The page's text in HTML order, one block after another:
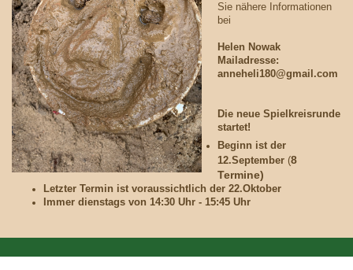
Sie nähere Informationen
bei
Helen Nowak
Mailadresse:
anneheli180@gmail.com
Die neue Spielkreisrunde
startet!
Beginn ist der
12.September (8
Termine)
Letzter Termin ist voraussichtlich der 22.Oktober
Immer dienstags von 14:30 Uhr - 15:45 Uhr